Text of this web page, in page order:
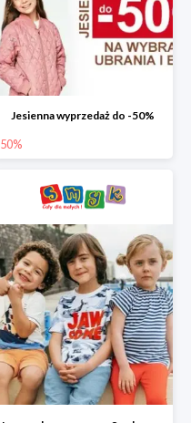
Jesienna wyprzedaż do -50%
50%